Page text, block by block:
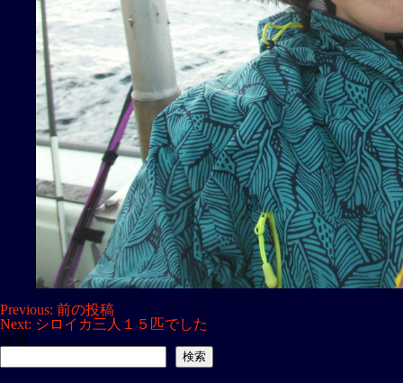
投
稿
Previous: 前の投稿
Next: シロイカ三人１５匹でした
検索
検索